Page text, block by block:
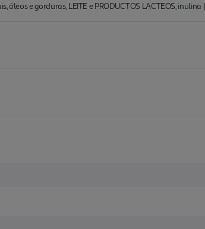
e gorduras, LEITE e PRODUCTOS LACTEOS, inulina